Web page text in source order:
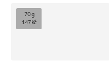
70 g
147 Kč